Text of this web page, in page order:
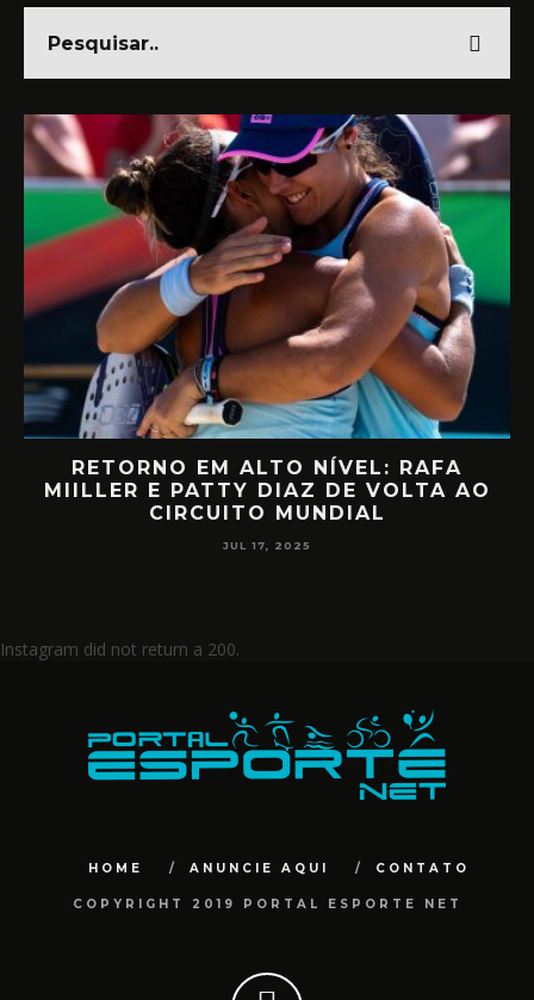
RETORNO EM ALTO NÍVEL: RAFA
MIILLER E PATTY DIAZ DE VOLTA AO
CIRCUITO MUNDIAL
JUL 17, 2025
Instagram did not return a 200.
HOME ANUNCIE AQUI CONTATO
COPYRIGHT 2019 PORTAL ESPORTE NET